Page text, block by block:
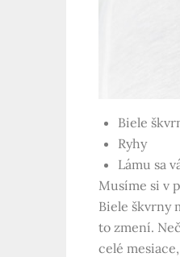
Biele
Ryhy
Lámu sa
Musíme si v
Biele škvrny
to zmení.
celé